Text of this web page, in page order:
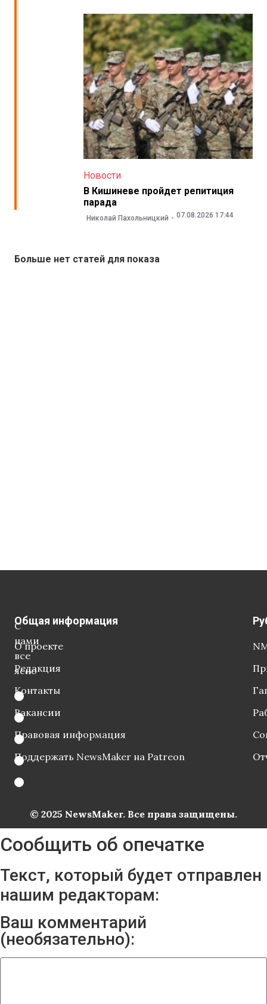
Новости
В Кишиневе пройдет репитиция
парада
Николай Пахольницкий 07.08.2026 17:44
Больше нет статей для показа
С
нами
все
ясно
Общая информация
О проекте
Редакция
Контакты
Вакансии
Правовая информация
Поддержать NewsMaker на Patreon
© 2025 NewsMaker. Все права защищены.
Сообщить об опечатке
Текст, который будет отправлен
нашим редакторам:
Ваш комментарий
(необязательно):